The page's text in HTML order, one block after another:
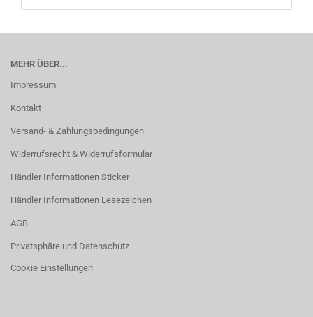
MEHR ÜBER...
Impressum
Kontakt
Versand- & Zahlungsbedingungen
Widerrufsrecht & Widerrufsformular
Händler Informationen Sticker
Händler Informationen Lesezeichen
AGB
Privatsphäre und Datenschutz
Cookie Einstellungen